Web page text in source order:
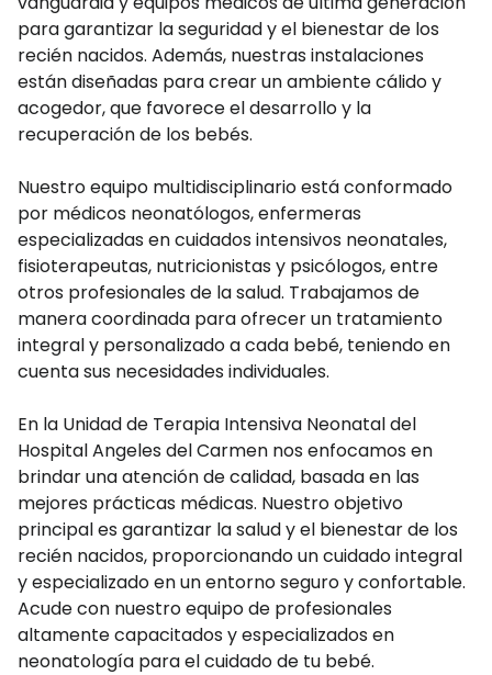
para garantizar la seguridad y el bienestar de los
recién nacidos. Además, nuestras instalaciones
están diseñadas para crear un ambiente cálido y
acogedor, que favorece el desarrollo y la
recuperación de los bebés.
Nuestro equipo multidisciplinario está conformado
por médicos neonatólogos, enfermeras
especializadas en cuidados intensivos neonatales,
fisioterapeutas, nutricionistas y psicólogos, entre
otros profesionales de la salud. Trabajamos de
manera coordinada para ofrecer un tratamiento
integral y personalizado a cada bebé, teniendo en
cuenta sus necesidades individuales.
En la Unidad de Terapia Intensiva Neonatal del
Hospital Angeles del Carmen nos enfocamos en
brindar una atención de calidad, basada en las
mejores prácticas médicas. Nuestro objetivo
principal es garantizar la salud y el bienestar de los
recién nacidos, proporcionando un cuidado integral
y especializado en un entorno seguro y confortable.
Acude con nuestro equipo de profesionales
altamente capacitados y especializados en
neonatología para el cuidado de tu bebé.